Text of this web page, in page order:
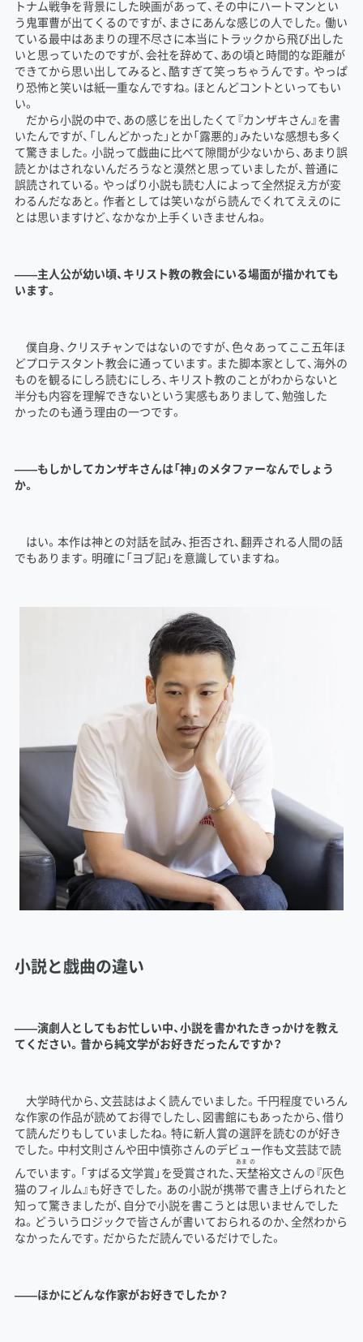
トナム戦争を背景にした映画があって、その中にハートマンとい
う鬼軍曹が出てくるのですが、まさにあんな感じの人でした。働い
ている最中はあまりの理不尽さに本当にトラックから飛び出した
いと思っていたのですが、会社を辞めて、あの頃と時間的な距離が
できてから思い出してみると、酷すぎて笑っちゃうんです。やっぱ
り恐怖と笑いは紙一重なんですね。ほとんどコントといってもい
い。
だから小説の中で、あの感じを出したくて『カンザキさん』を書
いたんですが、「しんどかった」とか「露悪的」みたいな感想も多く
て驚きました。小説って戯曲に比べて隙間が少ないから、あまり誤
読とかはされないんだろうなと漠然と思っていましたが、普通に
誤読されている。やっぱり小説も読む人によって全然捉え方が変
わるんだなあと。作者としては笑いながら読んでくれてええのに
とは思いますけど、なかなか上手くいきませんね。
――主人公が幼い頃、キリスト教の教会にいる場面が描かれても
います。
僕自身、クリスチャンではないのですが、色々あってここ五年ほ
どプロテスタント教会に通っています。また脚本家として、海外の
ものを観るにしろ読むにしろ、キリスト教のことがわからないと
半分も内容を理解できないという実感もありまして、勉強した
かったのも通う理由の一つです。
――もしかしてカンザキさんは「神」のメタファーなんでしょう
か。
はい。本作は神との対話を試み、拒否され、翻弄される人間の話
でもあります。明確に「ヨブ記」を意識していますね。
小説と戯曲の違い
――演劇人としてもお忙しい中、小説を書かれたきっかけを教え
てください。昔から純文学がお好きだったんですか？
大学時代から、文芸誌はよく読んでいました。千円程度でいろん
な作家の作品が読めてお得でしたし、図書館にもあったから、借り
て読んだりもしていましたね。特に新人賞の選評を読むのが好き
でした。中村文則さんや田中慎弥さんのデビュー作も文芸誌で読
んでいます。「すばる文学賞」を受賞された、 天
あま
埜
の
裕文さんの『灰色
猫のフィルム』も好きでした。あの小説が携帯で書き上げられたと
知って驚きましたが、自分で小説を書こうとは思いませんでした
ね。どういうロジックで皆さんが書いておられるのか、全然わから
なかったんです。だからただ読んでいるだけでした。
――ほかにどんな作家がお好きでしたか？